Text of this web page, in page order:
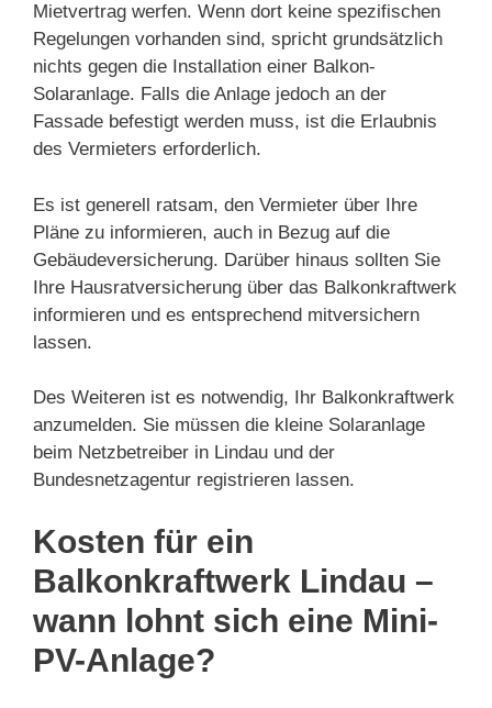
Mietvertrag werfen. Wenn dort keine spezifischen
Regelungen vorhanden sind, spricht grundsätzlich
nichts gegen die Installation einer Balkon-
Solaranlage. Falls die Anlage jedoch an der
Fassade befestigt werden muss, ist die Erlaubnis
des Vermieters erforderlich.
Es ist generell ratsam, den Vermieter über Ihre
Pläne zu informieren, auch in Bezug auf die
Gebäudeversicherung. Darüber hinaus sollten Sie
Ihre Hausratversicherung über das Balkonkraftwerk
informieren und es entsprechend mitversichern
lassen.
Des Weiteren ist es notwendig, Ihr Balkonkraftwerk
anzumelden. Sie müssen die kleine Solaranlage
beim Netzbetreiber in Lindau und der
Bundesnetzagentur registrieren lassen.
Kosten für ein
Balkonkraftwerk Lindau –
wann lohnt sich eine Mini-
PV-Anlage?